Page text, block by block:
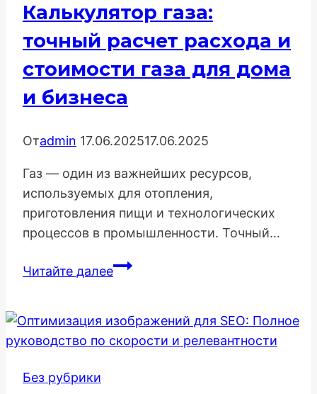
взломов
Калькулятор газа:
точный расчет расхода и
стоимости газа для дома
и бизнеса
Отadmin 17.06.202517.06.2025
Газ — один из важнейших ресурсов,
используемых для отопления,
приготовления пищи и технологических
процессов в промышленности. Точный…
Читайте далееКалькулятор
расчет
расхода
Без рубрики